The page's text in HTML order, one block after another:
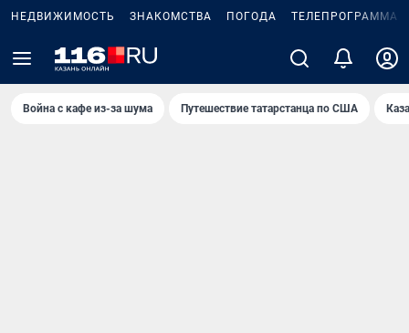
НЕДВИЖИМОСТЬ ЗНАКОМСТВА ПОГОДА ТЕЛЕПРОГРАММА
Война с кафе из-за шума Путешествие татарстанца по США